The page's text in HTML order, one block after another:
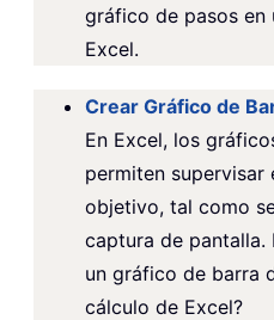
gráfico de pasos en
Excel.
Crear Gráfico de
En Excel, los
permiten supervisar
objetivo, tal como
captura de pantalla.
un gráfico de barra
cálculo de Excel?